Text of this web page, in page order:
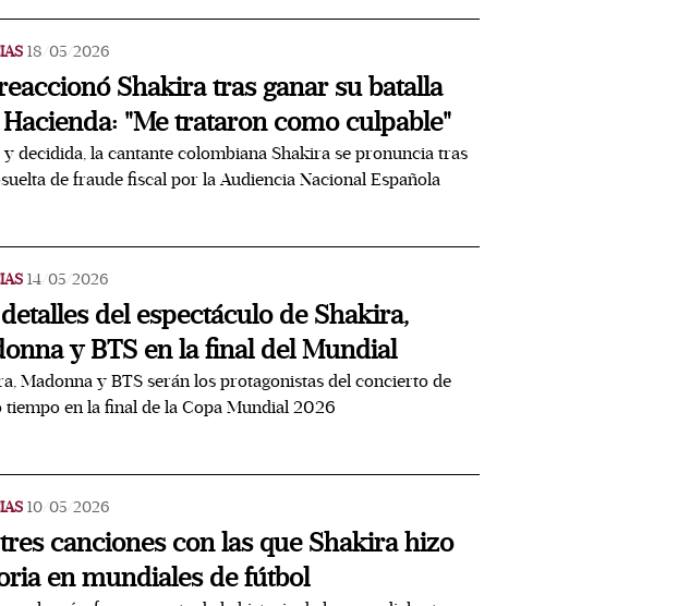
18/05/2026
Shakira tras ganar su batalla
"Me trataron como culpable"
decidida, la cantante colombiana Shakira se pronuncia tras
de fraude fiscal por la Audiencia Nacional Española
14/05/2026
del espectáculo de Shakira,
y BTS en la final del Mundial
Madonna y BTS serán los protagonistas del concierto de
tiempo en la final de la Copa Mundial 2026
10/05/2026
canciones con las que Shakira hizo
en mundiales de fútbol